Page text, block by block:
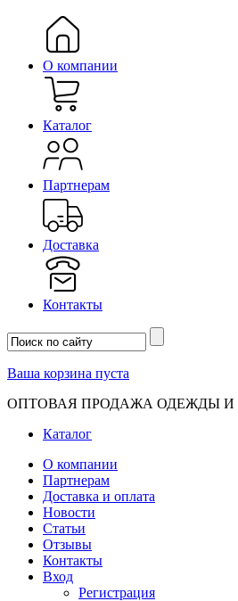
О компании
Каталог
Партнерам
Доставка
Контакты
Ваша корзина пуста
ОПТОВАЯ ПРОДАЖА ОДЕЖДЫ И
Каталог
О компании
Партнерам
Доставка и оплата
Новости
Статьи
Отзывы
Контакты
Вход
Регистрация